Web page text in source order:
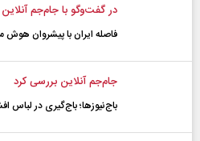
در گفت‌و‌گو با جام‌جم
فاصله ایران با پیشرو‌ان
جام‌جم آنلاین بررسی کرد
باج‌نیوزها؛ باج‌گیری در لباس